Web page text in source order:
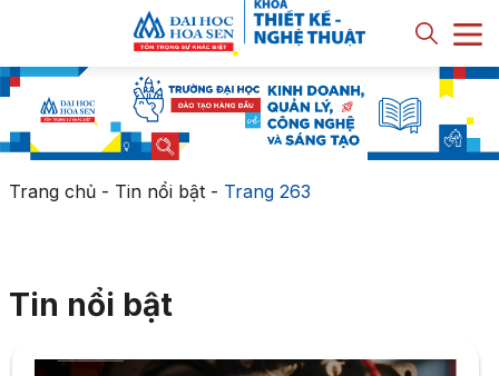
Trang chủ- Tin nổi bật- Trang 263
Tin nổi bật